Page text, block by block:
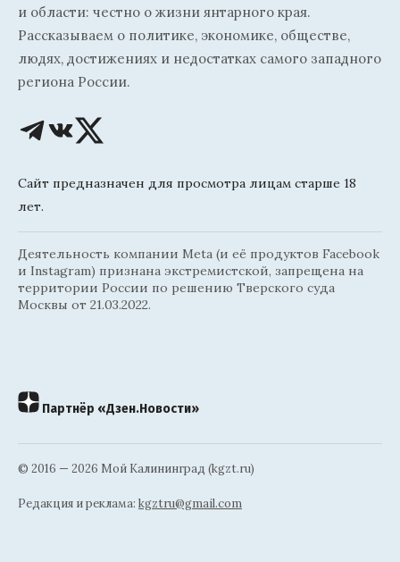
и области: честно о жизни янтарного края.
Рассказываем о политике, экономике, обществе,
людях, достижениях и недостатках самого западного
региона России.
Сайт предназначен для просмотра лицам старше 18
лет.
Деятельность компании Meta (и её продуктов Facebook
и Instagram) признана экстремистской, запрещена на
территории России по решению Тверского суда
Москвы от 21.03.2022.
Партнёр «Дзен.Новости»
© 2016 — 2026 Мой Калининград (kgzt.ru)
Редакция и реклама: kgztru@gmail.com